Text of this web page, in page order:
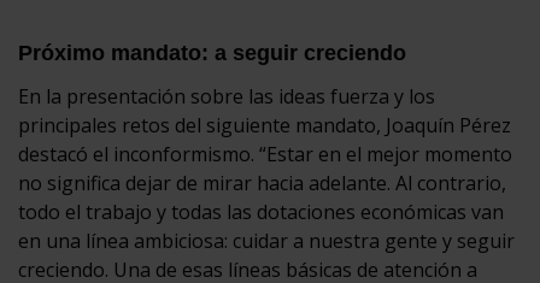
Próximo mandato: a seguir creciendo
En la presentación sobre las ideas fuerza y los
principales retos del siguiente mandato, Joaquín Pérez
destacó el inconformismo. “Estar en el mejor momento
no significa dejar de mirar hacia adelante. Al contrario,
todo el trabajo y todas las dotaciones económicas van
en una línea ambiciosa: cuidar a nuestra gente y seguir
creciendo. Una de esas líneas básicas de atención a